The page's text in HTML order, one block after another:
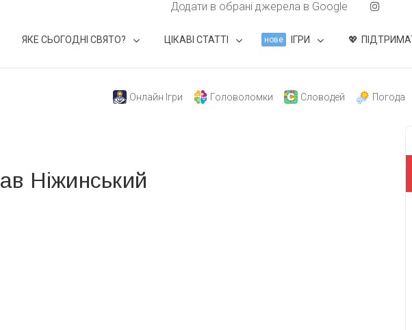
Додати в обрані джерела в Google
ЯКЕ СЬОГОДНІ СВЯТО? ЦІКАВІ СТАТТІ нове ІГРИ
Онлайн Ігри Головоломки Словодей Погода
Ніжинський